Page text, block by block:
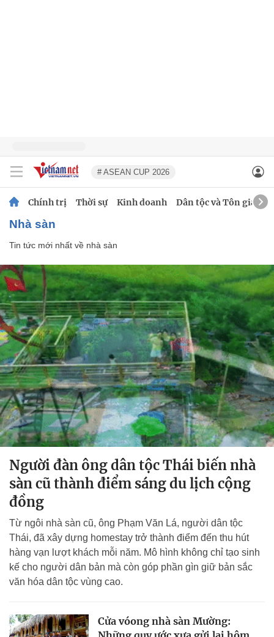
# ASEAN CUP 2026
Chính trị Thời sự Kinh doanh Dân tộc và Tôn giáo
nhà sàn
Tin tức mới nhất về nhà sàn
Người đàn ông dân tộc Thái biến nhà
sàn cũ thành điểm sáng du lịch cộng
đồng
Từ ngôi nhà sàn cũ, ông Phạm Văn Lá, người dân tộc
Thái, đã xây dựng homestay trở thành điểm đến thu hút
hàng vạn lượt khách mỗi năm. Mô hình không chỉ tạo sinh
kế cho người dân bản mà còn góp phần gìn giữ bản sắc
văn hóa dân tộc vùng cao.
Cửa vóong nhà sàn Mường: